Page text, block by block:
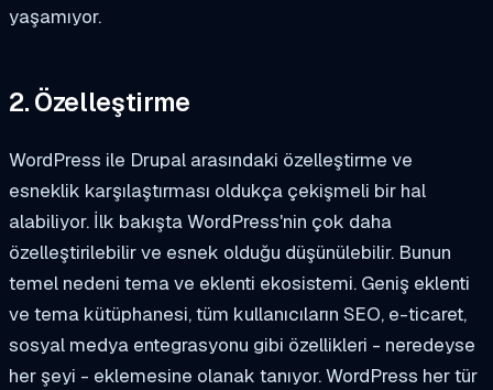
yaşamıyor.
2. Özelleştirme
WordPress ile Drupal arasındaki özelleştirme ve
esneklik karşılaştırması oldukça çekişmeli bir hal
alabiliyor. İlk bakışta WordPress'nin çok daha
özelleştirilebilir ve esnek olduğu düşünülebilir. Bunun
temel nedeni tema ve eklenti ekosistemi. Geniş eklenti
ve tema kütüphanesi, tüm kullanıcıların SEO, e-ticaret,
sosyal medya entegrasyonu gibi özellikleri - neredeyse
her şeyi - eklemesine olanak tanıyor. WordPress her tür